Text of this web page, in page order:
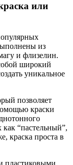
или
из
и флизелин.
широкий
уникальное
позволяет
краски
“пастельный”,
краска проста в
пластиковыми,